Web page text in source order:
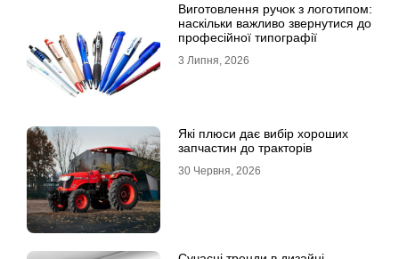
Виготовлення ручок з логотипом:
наскільки важливо звернутися до
професійної типографії
3 Липня, 2026
Які плюси дає вибір хороших
запчастин до тракторів
30 Червня, 2026